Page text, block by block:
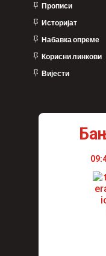
Прописи
Историјат
Набавка опреме
Корисни линкови
Вијести